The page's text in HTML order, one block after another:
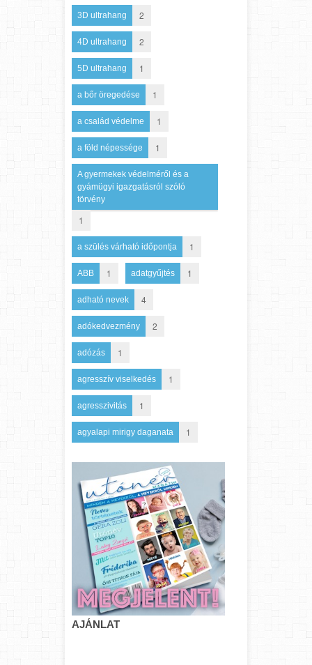
3D ultrahang 2
4D ultrahang 2
5D ultrahang 1
a bőr öregedése 1
a család védelme 1
a föld népessége 1
A gyermekek védelméről és a
gyámügyi igazgatásról szóló
törvény
1
a szülés várható időpontja 1
ABB 1 adatgyűjtés 1
adható nevek 4
adókedvezmény 2
adózás 1
agresszív viselkedés 1
agresszivitás 1
agyalapi mirigy daganata 1
AJÁNLAT